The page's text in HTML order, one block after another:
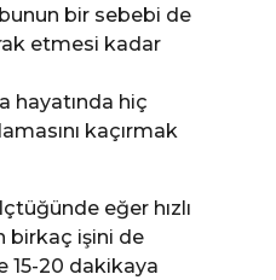
bir sebebi de
etmesi kadar
hayatında hiç
kaçırmak
eğer hızlı
birkaç işini de
15-20 dakikaya